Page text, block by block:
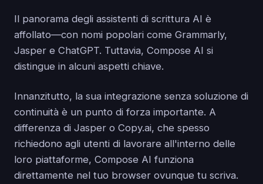
Il panorama degli assistenti di scrittura AI è
affollato—con nomi popolari come Grammarly,
Jasper e ChatGPT. Tuttavia, Compose AI si
distingue in alcuni aspetti chiave.
Innanzitutto, la sua integrazione senza soluzione di
continuità è un punto di forza importante. A
differenza di Jasper o Copy.ai, che spesso
richiedono agli utenti di lavorare all'interno delle
loro piattaforme, Compose AI funziona
direttamente nel tuo browser ovunque tu scriva.